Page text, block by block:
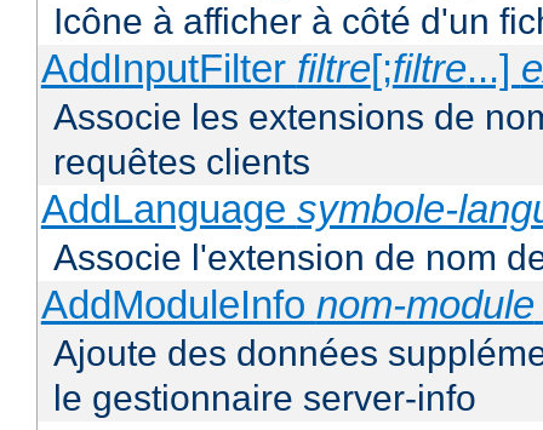
Icône à afficher à côté d'un
AddInputFilter filtre[;filtre...]
Associe les extensions de
requêtes clients
AddLanguage symbole-
Associe l'extension de nom
AddModuleInfo nom-module
Ajoute des données
le gestionnaire server-info